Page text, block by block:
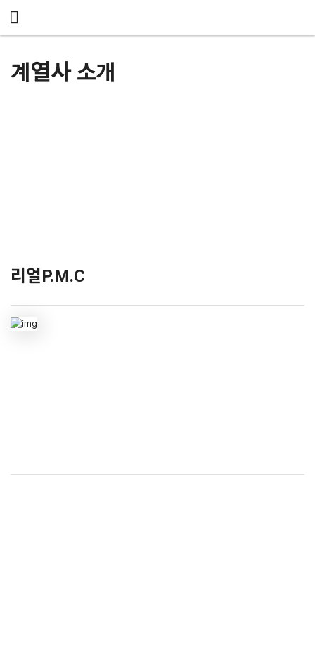
계열사 소개
리얼P.M.C